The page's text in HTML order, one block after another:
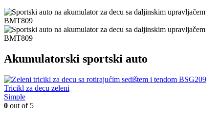
Akumulatorski sportski auto
Tricikl za decu zeleni
Simple
0 out of 5